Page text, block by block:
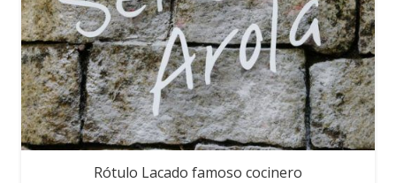
Rótulo Lacado famoso cocinero